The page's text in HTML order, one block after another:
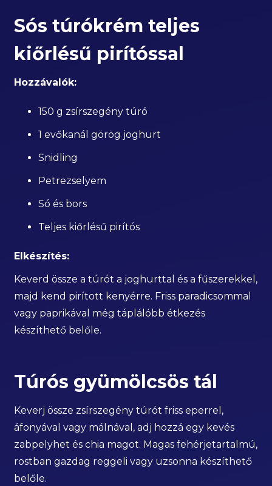
Sós túrókrém teljes
kiőrlésű pirítóssal
Hozzávalók:
150 g zsírszegény túró
1 evőkanál görög joghurt
Snidling
Petrezselyem
Só és bors
Teljes kiőrlésű pirítós
Elkészítés:
Keverd össze a túrót a joghurttal és a fűszerekkel,
majd kend pirított kenyérre. Friss paradicsommal
vagy paprikával még táplálóbb étkezés
készíthető belőle.
Túrós gyümölcsös tál
Keverj össze zsírszegény túrót friss eperrel,
áfonyával vagy málnával, adj hozzá egy kevés
zabpelyhet és chia magot. Magas fehérjetartalmú,
rostban gazdag reggeli vagy uzsonna készíthető
belőle.